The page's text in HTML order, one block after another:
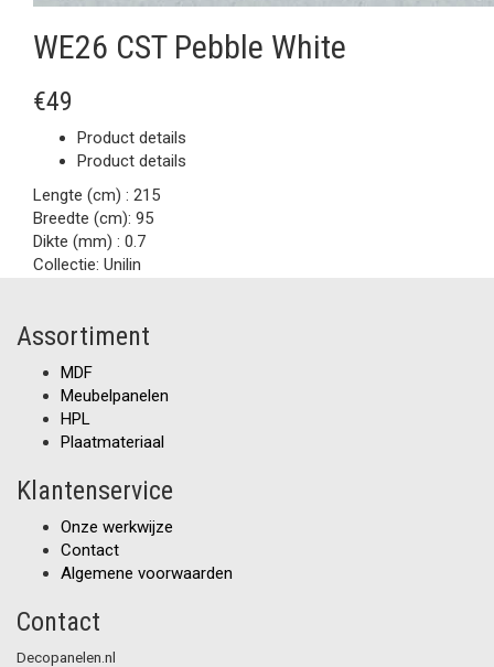
WE26 CST Pebble White
€49
Product details
Product details
Lengte (cm) : 215
Breedte (cm): 95
Dikte (mm) : 0.7
Collectie: Unilin
Assortiment
MDF
Meubelpanelen
HPL
Plaatmateriaal
Klantenservice
Onze werkwijze
Contact
Algemene voorwaarden
Contact
Decopanelen.nl